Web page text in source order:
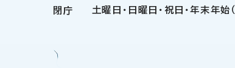
閉庁 土曜日・日曜日・祝日・年末年